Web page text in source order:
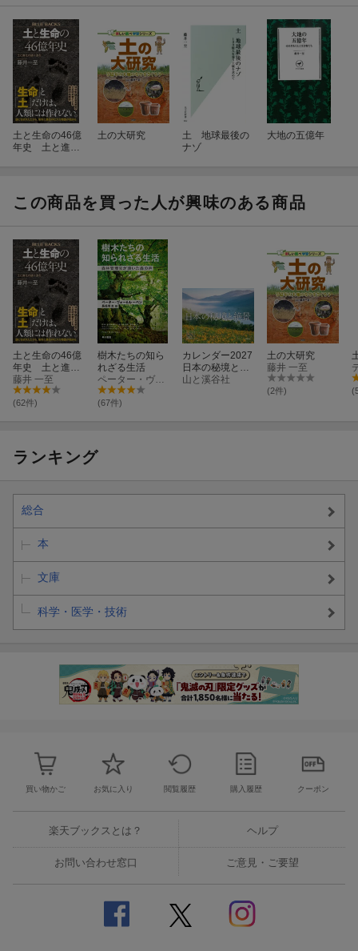
土と生命の46億
年史 土と進化
土の大研究
土 地球最後の
ナゾ
大地の五億年
この商品を買った人が興味のある商品
土と生命の46億
年史 土と進化
の謎に迫る
藤井 一至
(62件)
樹木たちの知ら
れざる生活
ペーター・ヴォールレーベン
(67件)
カレンダー2027
日本の秘境と絶
景（月めくり/壁
山と溪谷社
土の大研究
藤井 一至
(2件)
ランキング
総合
本
文庫
科学・医学・技術
買い物かご お気に入り 閲覧履歴 購入履歴 クーポン
楽天ブックスとは？ ヘルプ
お問い合わせ窓口 ご意見・ご要望